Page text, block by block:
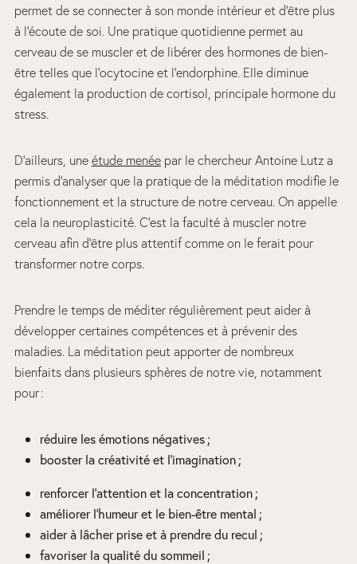
permet de se connecter à son monde intérieur et d’être plus
à l’écoute de soi. Une pratique quotidienne permet au
cerveau de se muscler et de libérer des hormones de bien-
être telles que l’ocytocine et l’endorphine. Elle diminue
également la production de cortisol, principale hormone du
stress.
D’ailleurs, une étude menéepar le chercheur Antoine Lutz a
permis d’analyser que la pratique de la méditation modifie le
fonctionnement et la structure de notre cerveau. On appelle
cela la neuroplasticité. C’est la faculté à muscler notre
cerveau afin d’être plus attentif comme on le ferait pour
transformer notre corps.
Prendre le temps de méditer régulièrement peut aider à
développer certaines compétences et à prévenir des
maladies. La méditation peut apporter de nombreux
bienfaits dans plusieurs sphères de notre vie, notamment
pour :
réduire les émotions négatives ;
booster la créativité et l’imagination ;
renforcer l’attention et la concentration ;
améliorer l’humeur et le bien-être mental ;
aider à lâcher prise et à prendre du recul ;
favoriser la qualité du sommeil ;